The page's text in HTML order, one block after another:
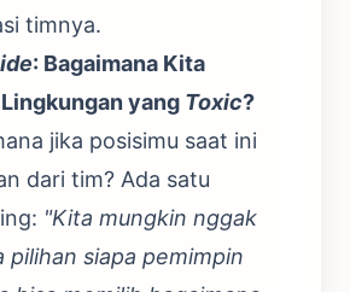
timnya.
: Bagaimana Kita
yang Toxic?
jika posisimu saat ini
dari tim? Ada satu
"Kita mungkin nggak
pilihan siapa pemimpin